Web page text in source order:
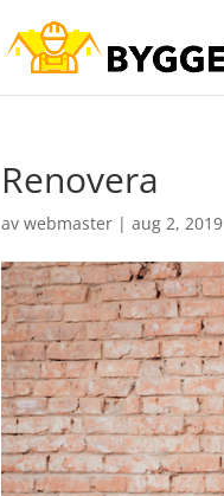
Renovera
avwebmaster |aug 2, 2019